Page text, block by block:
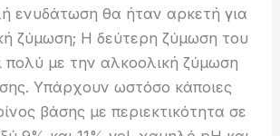
ενυδάτωση θα ήταν αρκετή για
ζύμωση; Η δεύτερη ζύμωση του
πολύ με την αλκοολική ζύμωση
Υπάρχουν ωστόσο κάποιες
βάσης με περιεκτικότητα σε